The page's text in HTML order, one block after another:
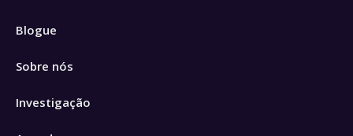
opens
new new
Blogue
Sobre nós
Investigação